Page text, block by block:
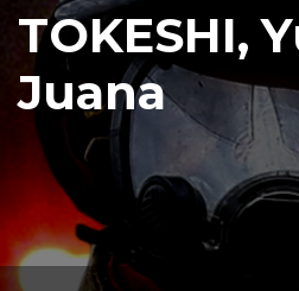
TOKESHI,
Juana